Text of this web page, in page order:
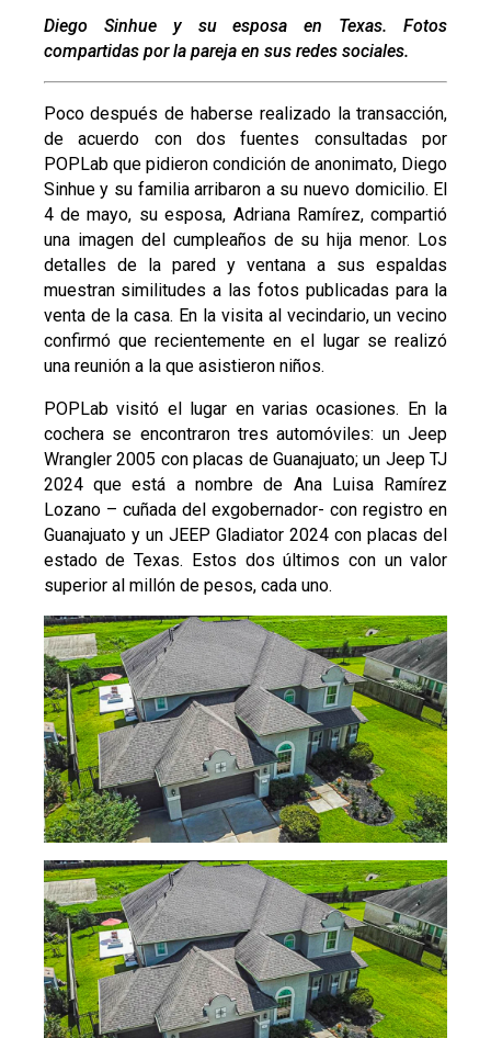
Diego Sinhue y su esposa en Texas. Fotos
compartidas por la pareja en sus redes sociales.
Poco después de haberse realizado la transacción,
de acuerdo con dos fuentes consultadas por
POPLab que pidieron condición de anonimato, Diego
Sinhue y su familia arribaron a su nuevo domicilio. El
4 de mayo, su esposa, Adriana Ramírez, compartió
una imagen del cumpleaños de su hija menor. Los
detalles de la pared y ventana a sus espaldas
muestran similitudes a las fotos publicadas para la
venta de la casa. En la visita al vecindario, un vecino
confirmó que recientemente en el lugar se realizó
una reunión a la que asistieron niños.
POPLab visitó el lugar en varias ocasiones. En la
cochera se encontraron tres automóviles: un Jeep
Wrangler 2005 con placas de Guanajuato; un Jeep TJ
2024 que está a nombre de Ana Luisa Ramírez
Lozano – cuñada del exgobernador- con registro en
Guanajuato y un JEEP Gladiator 2024 con placas del
estado de Texas. Estos dos últimos con un valor
superior al millón de pesos, cada uno.